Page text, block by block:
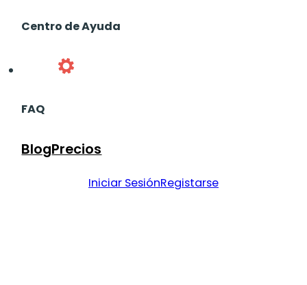
Centro de Ayuda
FAQ
BlogPrecios
Iniciar SesiónRegistarse